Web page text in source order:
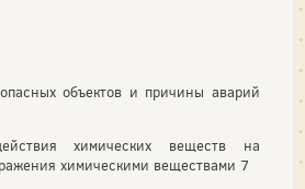
объектов и причины аварий
химических веществ на
химическими веществами 7